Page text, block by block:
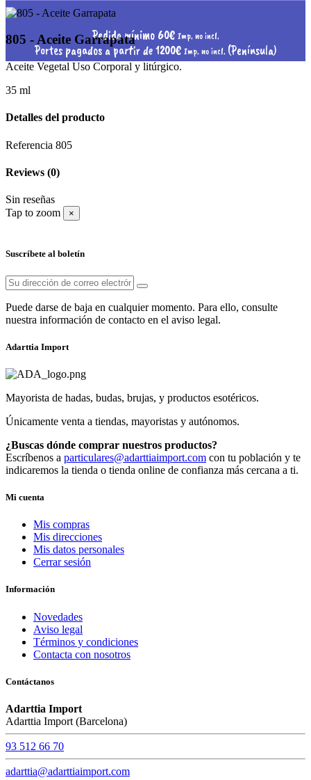
Pedido mínimo 60€ Imp. no incl.
Portes pagados a partir de 1200€ Imp. no incl. (Península)
805 - Aceite Garrapata
Aceite Vegetal Uso Corporal y litúrgico.
35 ml
Detalles del producto
Referencia 805
Reviews (0)
Sin reseñas
Tap to zoom
×
Suscríbete al boletín
Puede darse de baja en cualquier momento. Para ello, consulte
nuestra información de contacto en el aviso legal.
Adarttia Import
Mayorista de hadas, budas, brujas, y productos esotéricos.
Únicamente venta a tiendas, mayoristas y autónomos.
¿Buscas dónde comprar nuestros productos?
Escríbenos a particulares@adarttiaimport.com con tu población y te
indicaremos la tienda o tienda online de confianza más cercana a ti.
Mi cuenta
Mis compras
Mis direcciones
Mis datos personales
Cerrar sesión
Información
Novedades
Aviso legal
Términos y condiciones
Contacta con nosotros
Contáctanos
Adarttia Import
Adarttia Import (Barcelona)
93 512 66 70
adarttia@adarttiaimport.com